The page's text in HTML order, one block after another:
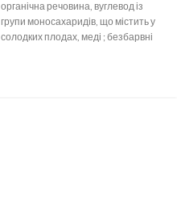
органічна речовина, вуглевод із
групи моносахаридів, що містить у
солодких плодах, меді ; безбарвні